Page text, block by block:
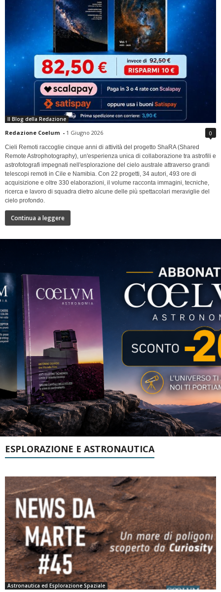
Il Blog della Redazione
Redazione Coelum - 1 Giugno 2026 0
Cieli Remoti raccoglie cinque anni di attività del progetto ShaRA (Shared
Remote Astrophotography), un'esperienza unica di collaborazione tra astrofili e
astrofotografi impegnati nell'esplorazione del cielo australe attraverso grandi
telescopi remoti in Cile e Namibia. Con 22 progetti, 34 autori, 493 ore di
acquisizione e oltre 330 elaborazioni, il volume racconta immagini, tecniche,
ricerca e lavoro di squadra dietro alcune delle più spettacolari meraviglie del
cielo profondo.
Continua a leggere
ESPLORAZIONE E ASTRONAUTICA
Astronautica ed Esplorazione Spaziale